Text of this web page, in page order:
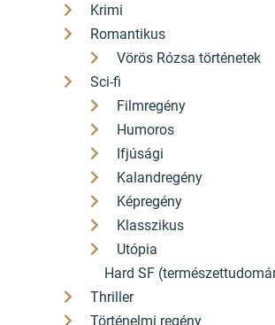
Krimi
Romantikus
Vörös Rózsa történetek
Sci-fi
Filmregény
Humoros
Ifjúsági
Kalandregény
Képregény
Klasszikus
Utópia
Hard SF
Thriller
Történelmi regény